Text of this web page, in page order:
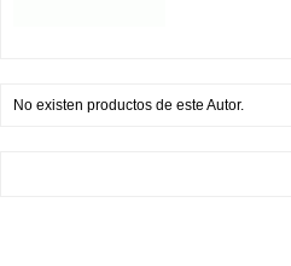
No existen productos de este Autor.